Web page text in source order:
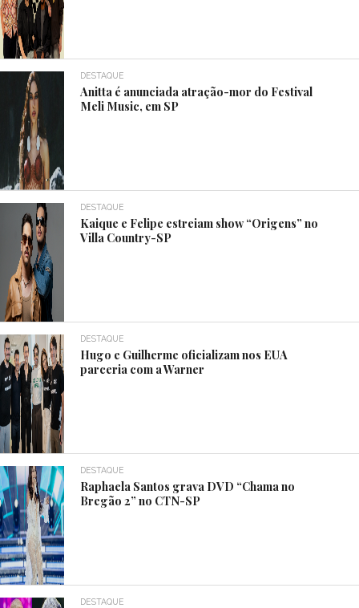
DESTAQUE
Anitta é anunciada atração-mor do Festival
Meli Music, em SP
DESTAQUE
Kaique e Felipe estreiam show “Origens” no
Villa Country-SP
DESTAQUE
Hugo e Guilherme oficializam nos EUA
parceria com a Warner
DESTAQUE
Raphaela Santos grava DVD “Chama no
Bregão 2” no CTN-SP
DESTAQUE